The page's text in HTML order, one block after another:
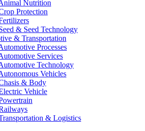
Nutrition
Protection
& Seed Technology
& Transportation
Processes
Services
Technology
Vehicles
& Body
Vehicle
& Logistics